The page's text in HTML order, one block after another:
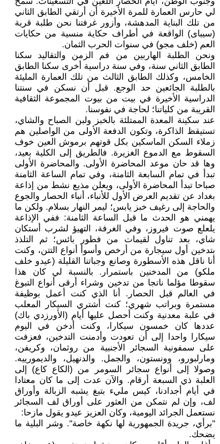
لي حارس العمارة للمرة الأخيرة أن أرتقي الطابق الثاني
من تلك البناية المدهشة، وأزور غرفتنا نحن طلبة قرية
(سيباى) الواقعة في أطراف حكاية منسية من حكايات
العم (خلف مجو) في سنوات الحرب الثمان.
ونحن الطلبة الهاربين من فم الزمن والتقاليد سكنا
الطابق الثاني سنة، وفي سنة دراسية أخرى سكنا الطابق
الخامس، وكذلك الطابق الثالث من تلك العمارة المليئة
بالطلبة الجائعين حد الوجع. قبل أن نسكن في سنتنا
الدراسية الأخيرة في بيت من بيوت المجموعة الثقافية
القريبة من كلياتنا؛ لحاجة في نفوسنا.
عند سكينة المعدة الممتلئة بالخبز ولبن الصباح والشاي،
تستيقظ الذاكرة، وتكون الدفعة الأولى من الواصلين هم
زملاء السكن الماسكين بكل قوتهم برموش العين خوف
السقوط مع الدموع الغزيرة. فالطريق إلى الكلية بعيد،
وها قد حان موعد المحاضرة الأولى. والمحاضرة الأولى
تبدأ في تمام السابعة الثامنة، وفي تمام الساعة الثامنة
صباحا تبدأ المحاضرة الأولى، ويعلن مذيع نشط من إذاعة
بغداد عن تقديم العرض الأول للأنباء، أنباء الحصار والجوع
والحاجة إلى رغيف خبز يابس؛ ليمر النهار بسلام. ولكن ما
يهمني هو الحدث ما قبل الساعة الثامنة: ففي الإذاعة
يلعلع صوت فيروز، وفي الغرفة، التهيؤ لشرب أستكان
شاي، بعد تناول لقيمات من فطور بائس؛ ثم التلذذ
بتدخين أول سيجارة من أرخص وأسوأ أنواع التتن، وكنت
أنا ناقل هذه الأسطورة وصانع وجباتنا القليلة (عيدو خلف
ملكو) من المدخنين باستمرار. بالنسبة لي كان هذا
سقوطا مؤلما ناتجا من تدخين وشراء أرقى أنواع التبوغ
في العالم قبل الحصار. أنا الذي كنت أعمل بوظيفة
مستمرة وبراتب شهري؛ كنت أشتري السيكار المعلب
في علبة معدنية وكنت أحصل عليها أيام (الأورزدي باك)
عددها كان خمسون سيكارا، وكنت أدخن في اليوم
سيكارا واحدا إلى أن تعودت وأدمنت التدخين، فعزفت
على سمفونية السجائر الأجنبية من روثمان، وكريفن،
ومارلبورو، وونستون، والجمل. والدنهيل، والديمورييه.
وصولا إلى أنواع سجائر السومر من (الكاع كاع) إلى
العلبة ذي السبعة أرقام. والآن عدت إلى ما كان معتادا
في أيام أجدادنا، كيس مليء بتبغ يشبه الزبالة وأوراق
لف، وإن لم نتمكن من العثور على أوراق لف السجائر
نستعمل الجرائد اليومية، وكان العزيز عيدو يقول مازحا:
"برأي، جريدة الجمهورية لها نكهة خاصة". وشر البلية ما
يضحك.